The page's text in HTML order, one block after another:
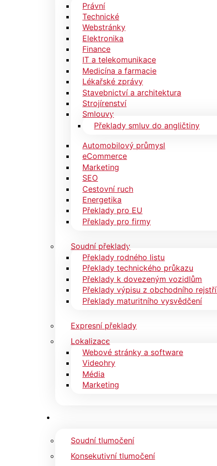
Právní
Technické
Webstránky
Elektronika
Finance
IT a telekomunikace
Medicína a farmacie
Lékařské zprávy
Stavebnictví a architektura
Strojírenství
Smlouvy
Překlady smluv do angličtiny
Automobilový průmysl
eCommerce
Marketing
SEO
Cestovní ruch
Energetika
Překlady pro EU
Překlady pro firmy
Soudní překlady
Překlady rodného listu
Překlady technického průkazu
Překlady k dovezeným vozidlům
Překlady výpisu z obchodního
Překlady maturitního vysvědčení
Expresní překlady
Lokalizace
Webové stránky a software
Videohry
Média
Marketing
Soudní tlumočení
Konsekutivní tlumočení